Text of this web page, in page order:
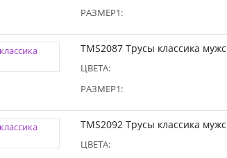
РАЗМЕР1:
TMS2087 Трусы классика
ЦВЕТА:
РАЗМЕР1:
TMS2092 Трусы классика
ЦВЕТА: